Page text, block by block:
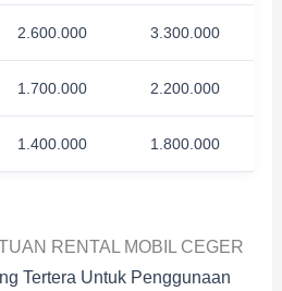
2.600.000 3.300.000
1.700.000 2.200.000
1.400.000 1.800.000
RENTAL MOBIL CEGER
Tertera Untuk Penggunaan